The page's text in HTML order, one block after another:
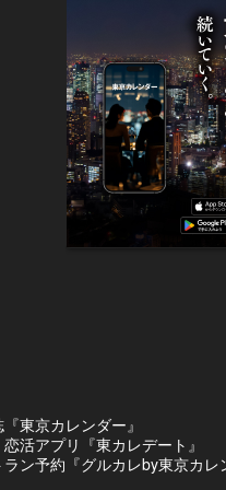
東京カレンダー』
活アプリ『東カレデート』
ラン予約『グルカレby東京カレ